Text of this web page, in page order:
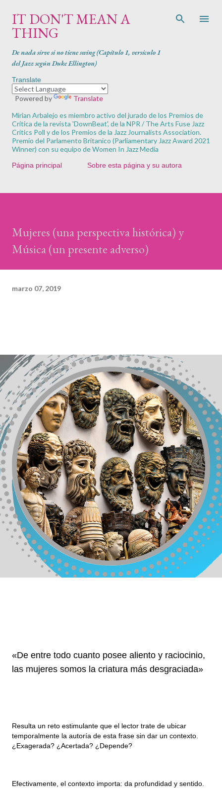
Ir al contenido principal
IT DON'T MEAN A
THING
De nada sirve si no tiene swing (Capítulo 1, versículo 1
del Jazz según Duke Ellington)
Translate
Powered by
Translate
Mirian Arbalejo es miembro activo del jurado de los Premios de
Crítica de la revista 'DownBeat', de la NPR / The Arts Fuse Jazz
Critics Poll y de los Premios de la Jazz Journalists Association.
Premio del Parlamento Britanico (Parliamentary Jazz Award 2021
Winner) con su equipo de Women In Jazz Media
Página principal Sobre esta página y su autora
Mujeres (una perspectiva histórica) y
Música (un presente adverso)
marzo 07, 2019
«De entre todo cuanto posee aliento y raciocinio,
las mujeres somos la criatura más desgraciada»
Resulta un reto estimulante que el lector trate de ubicar
temporalmente la autoría de esta frase sin dar un contexto.
¿Exagerada? ¿Acertada? ¿Depende?
Efectivamente, el contexto importa: da profundidad y sentido.